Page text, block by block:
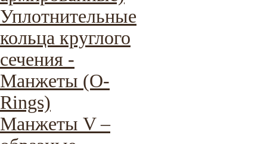
Уплотнительные
кольца круглого
сечения -
Манжеты (O-
Rings)
Манжеты V –